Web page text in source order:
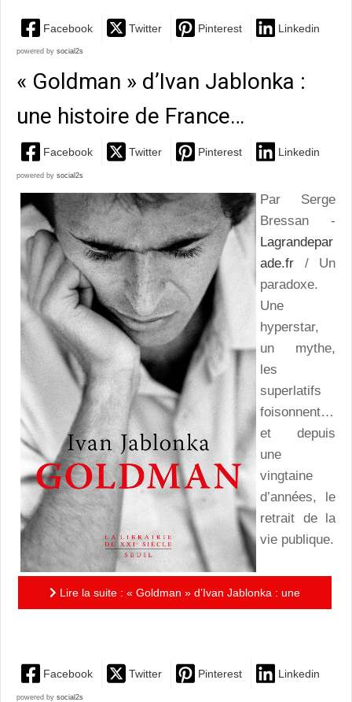
Facebook Twitter Pinterest Linkedin
powered by social2s
« Goldman » d’Ivan Jablonka :
une histoire de France…
Facebook Twitter Pinterest Linkedin
powered by social2s
Par Serge
Bressan -
Lagrandepar
ade.fr / Un
paradoxe.
Une
hyperstar,
un mythe,
les
superlatifs
foisonnent…
et depuis
une
vingtaine
d’années, le
retrait de la
vie publique.
Lire la suite : « Goldman » d’Ivan Jablonka : une
Facebook Twitter Pinterest Linkedin
powered by social2s